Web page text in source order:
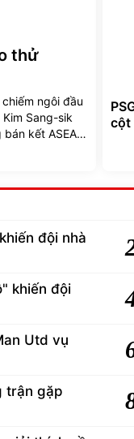
thử
ngôi đầu
Sang-sik
kết ASEAN
cột
đội nhà
khiến đội
Utd vụ
trận gặp